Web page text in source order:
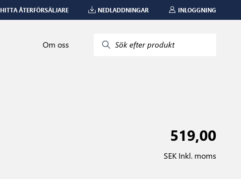
HITTA ÅTERFÖRSÄLJARE NEDLADDNINGAR INLOGGNING
Om oss Sök efter produkt
519,00
SEK Inkl. moms